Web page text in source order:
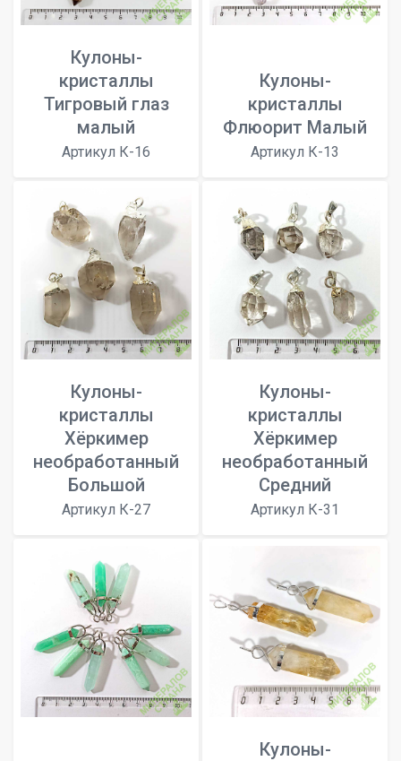
Кулоны-
кристаллы
Тигровый глаз
малый
Артикул К-16
Кулоны-
кристаллы
Флюорит Малый
Артикул К-13
Кулоны-
кристаллы
Хёркимер
необработанный
Большой
Артикул К-27
Кулоны-
кристаллы
Хёркимер
необработанный
Средний
Артикул К-31
Кулоны-